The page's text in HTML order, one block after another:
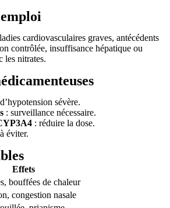
cardiovasculaires graves, antécédents
contrôlée, insuffisance hépatique ou
les nitrates.
sévère.
: surveillance nécessaire.
: réduire la dose.
éviter.
Effets
bouffées de chaleur
congestion nasale